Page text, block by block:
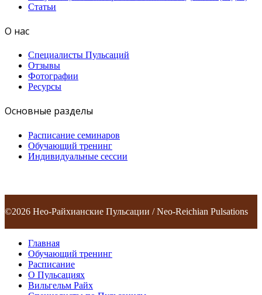
Статьи
О нас
Специалисты Пульсаций
Отзывы
Фотографии
Ресурсы
Основные разделы
Расписание семинаров
Обучающий тренинг
Индивидуальные сессии
©2026 Нео-Райхианские Пульсации / Neo-Reichian Pulsations
Главная
Обучающий тренинг
Расписание
О Пульсациях
Вильгельм Райх